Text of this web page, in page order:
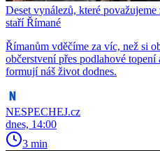
Deset vynálezů, které
staří Římané
Římanům vděčíme za víc, než si
občerstvení přes podlahové
formují náš život dodnes.
NESPECHEJ.cz
dnes, 14:00
3 min